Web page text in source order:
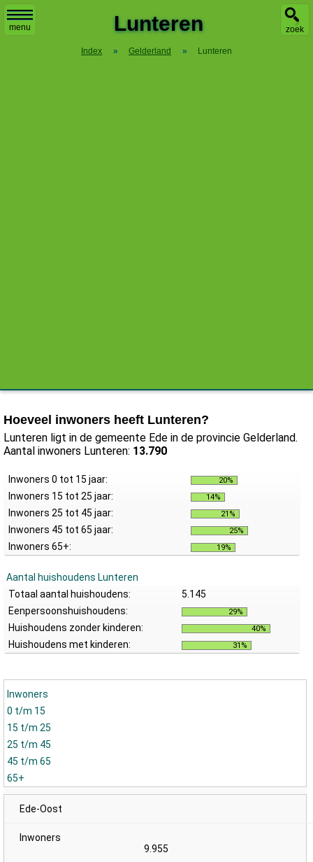
menu zoek
Lunteren
Index » Gelderland » Lunteren
Hoeveel inwoners heeft Lunteren?
Lunteren ligt in de gemeente Ede in de provincie Gelderland.
Aantal inwoners Lunteren: 13.790
Inwoners 0 tot 15 jaar: 20%
Inwoners 15 tot 25 jaar: 14%
Inwoners 25 tot 45 jaar: 21%
Inwoners 45 tot 65 jaar: 25%
Inwoners 65+: 19%
Aantal huishoudens Lunteren
Totaal aantal huishoudens:
5.145
Eenpersoonshuishoudens:
29%
Huishoudens zonder kinderen: 40%
Huishoudens met kinderen: 31%
Inwoners
0 t/m 15
15 t/m 25
25 t/m 45
45 t/m 65
65+
Ede-Oost
9.955